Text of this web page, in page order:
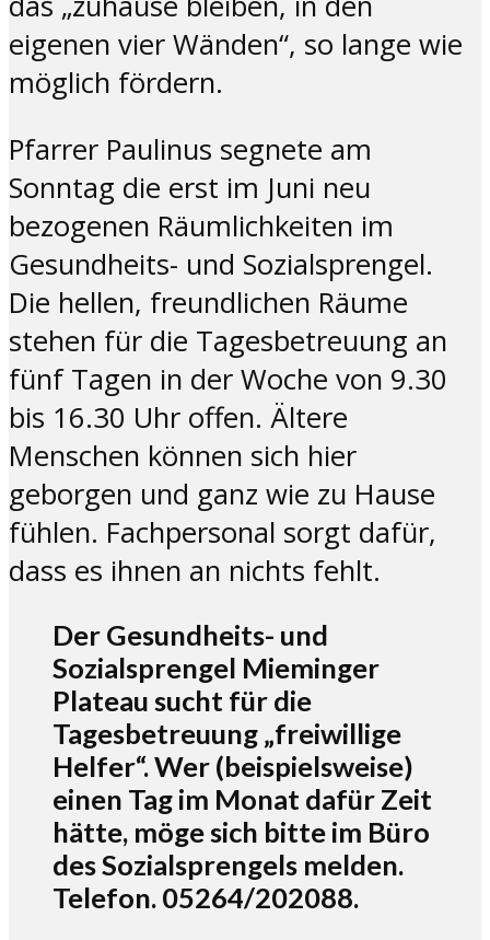
eigenen vier Wänden“, so lange wie
möglich fördern.
Pfarrer Paulinus segnete am
Sonntag die erst im Juni neu
bezogenen Räumlichkeiten im
Gesundheits- und Sozialsprengel.
Die hellen, freundlichen Räume
stehen für die Tagesbetreuung an
fünf Tagen in der Woche von 9.30
bis 16.30 Uhr offen. Ältere
Menschen können sich hier
geborgen und ganz wie zu Hause
fühlen. Fachpersonal sorgt dafür,
dass es ihnen an nichts fehlt.
Der Gesundheits- und
Sozialsprengel Mieminger
Plateau sucht für die
Tagesbetreuung „freiwillige
Helfer“. Wer (beispielsweise)
einen Tag im Monat dafür Zeit
hätte, möge sich bitte im Büro
des Sozialsprengels melden.
Telefon. 05264/202088.